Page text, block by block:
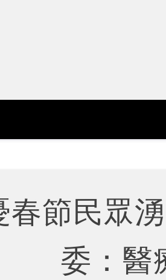
春節民眾
委：醫